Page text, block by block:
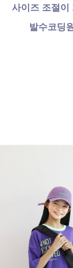
사이즈 조절이
발수코딩